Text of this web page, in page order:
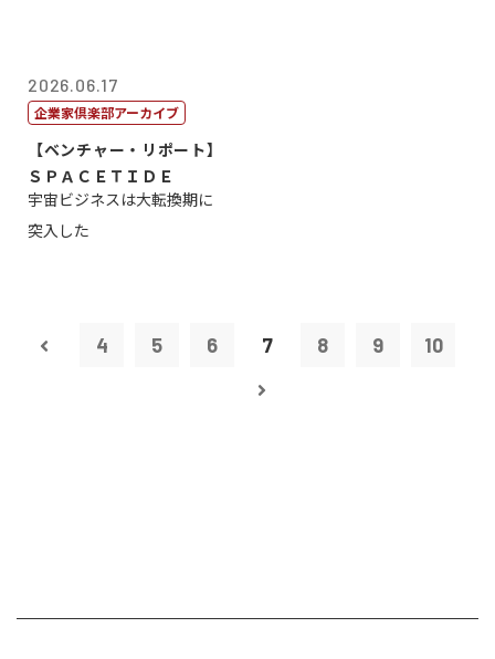
2026.06.17
企業家倶楽部アーカイブ
【ベンチャー・リポート】
ＳＰＡＣＥＴＩＤＥ
宇宙ビジネスは大転換期に
突入した
4 5 6 7 8 9 10